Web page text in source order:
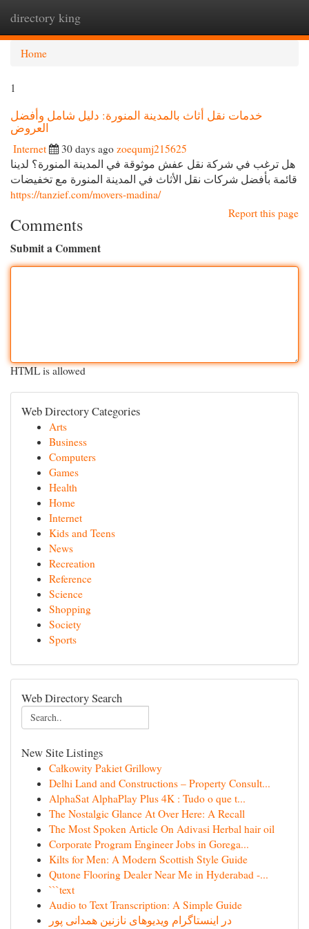
directory king
Home
1
خدمات نقل أثاث بالمدينة المنورة: دليل شامل وأفضل
العروض
Internet 30 days ago zoequmj215625
هل ترغب في شركة نقل عفش موثوقة في المدينة المنورة؟ لدينا
قائمة بأفضل شركات نقل الأثاث في المدينة المنورة مع تخفيضات
https://tanzief.com/movers-madina/
Report this page
Comments
Submit a Comment
HTML is allowed
Web Directory Categories
Arts
Business
Computers
Games
Health
Home
Internet
Kids and Teens
News
Recreation
Reference
Science
Shopping
Society
Sports
Web Directory Search
New Site Listings
Całkowity Pakiet Grillowy
Delhi Land and Constructions – Property Consult...
AlphaSat AlphaPlay Plus 4K : Tudo o que t...
The Nostalgic Glance At Over Here: A Recall
The Most Spoken Article On Adivasi Herbal hair oil
Corporate Program Engineer Jobs in Gorega...
Kilts for Men: A Modern Scottish Style Guide
Qutone Flooring Dealer Near Me in Hyderabad -...
```text
Audio to Text Transcription: A Simple Guide
در اینستاگرام ویدیوهای نازنین همدانی پور